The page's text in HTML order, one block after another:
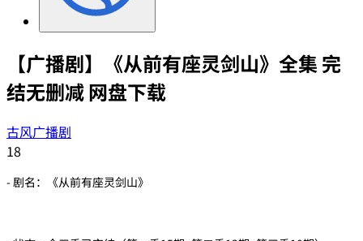
【广播剧】《从前有座灵剑山》全集 完
结无删减 网盘下载
古风广播剧
18
- 剧名：《从前有座灵剑山》